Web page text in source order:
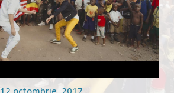
12 octombrie, 2017